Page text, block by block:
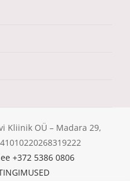
Kliinik OÜ – Madara 29,
+372 5386 0806